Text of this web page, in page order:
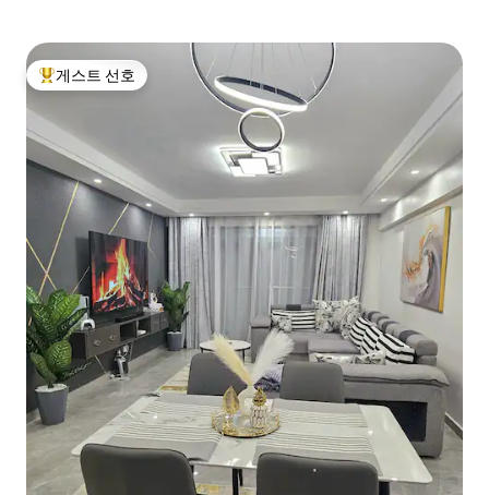
상위 게스트 선호
게스트 선호